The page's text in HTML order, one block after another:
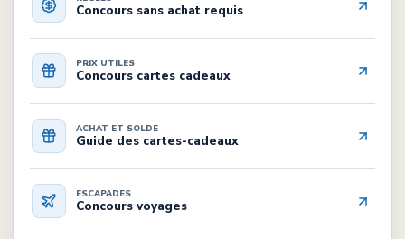
Concours sans achat requis
PRIX UTILES
Concours cartes cadeaux
ACHAT ET SOLDE
Guide des cartes-cadeaux
ESCAPADES
Concours voyages